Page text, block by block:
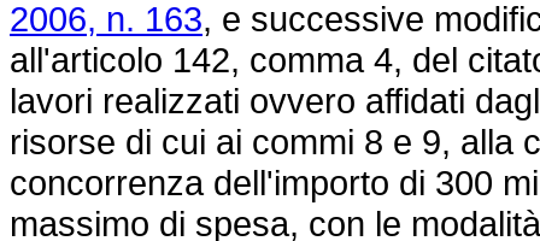
2006, n. 163, e successive
all'articolo 142, comma 4, del
lavori realizzati ovvero affidati
risorse di cui ai commi 8 e 9, alla
concorrenza dell'importo di 300
massimo di spesa, con le